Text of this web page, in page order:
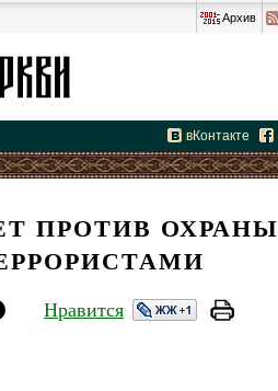
Архив
вКонтакте
ПРОТИВ ОХРАНЫ
Нравится